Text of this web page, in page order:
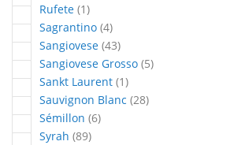
Rufete 1article
Sagrantino 4articles
Sangiovese 43articles
Sangiovese Grosso 5articles
Sankt Laurent 1article
Sauvignon Blanc 28articles
Sémillon 6articles
Syrah 89articles